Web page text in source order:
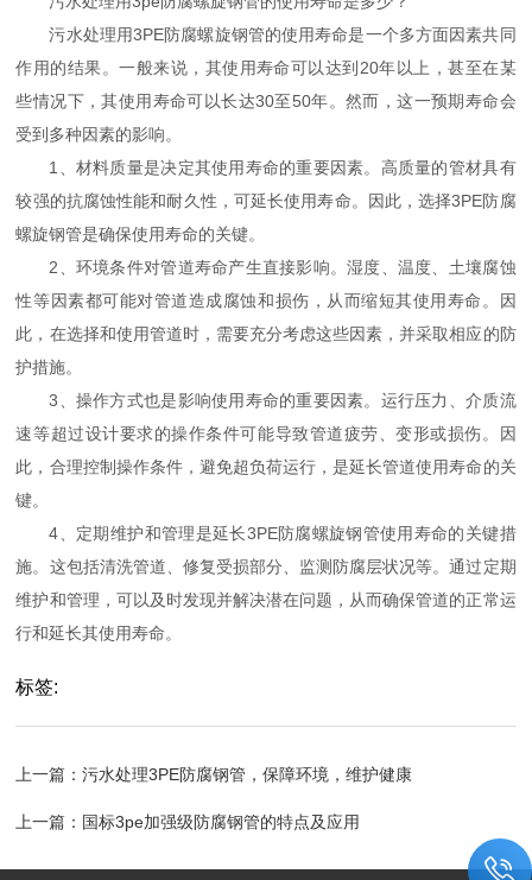
污水处理用3PE防腐螺旋钢管的使用寿命是一个多方面因素共同
作用的结果。一般来说，其使用寿命可以达到20年以上，甚至在某
些情况下，其使用寿命可以长达30至50年。然而，这一预期寿命会
受到多种因素的影响。
1、材料质量是决定其使用寿命的重要因素。高质量的管材具有
较强的抗腐蚀性能和耐久性，可延长使用寿命。因此，选择3PE防腐
螺旋钢管是确保使用寿命的关键。
2、环境条件对管道寿命产生直接影响。湿度、温度、土壤腐蚀
性等因素都可能对管道造成腐蚀和损伤，从而缩短其使用寿命。因
此，在选择和使用管道时，需要充分考虑这些因素，并采取相应的防
护措施。
3、操作方式也是影响使用寿命的重要因素。运行压力、介质流
速等超过设计要求的操作条件可能导致管道疲劳、变形或损伤。因
此，合理控制操作条件，避免超负荷运行，是延长管道使用寿命的关
键。
4、定期维护和管理是延长3PE防腐螺旋钢管使用寿命的关键措
施。这包括清洗管道、修复受损部分、监测防腐层状况等。通过定期
维护和管理，可以及时发现并解决潜在问题，从而确保管道的正常运
行和延长其使用寿命。
标签:
上一篇：污水处理3PE防腐钢管，保障环境，维护健康
上一篇： 国标3pe加强级防腐钢管的特点及应用